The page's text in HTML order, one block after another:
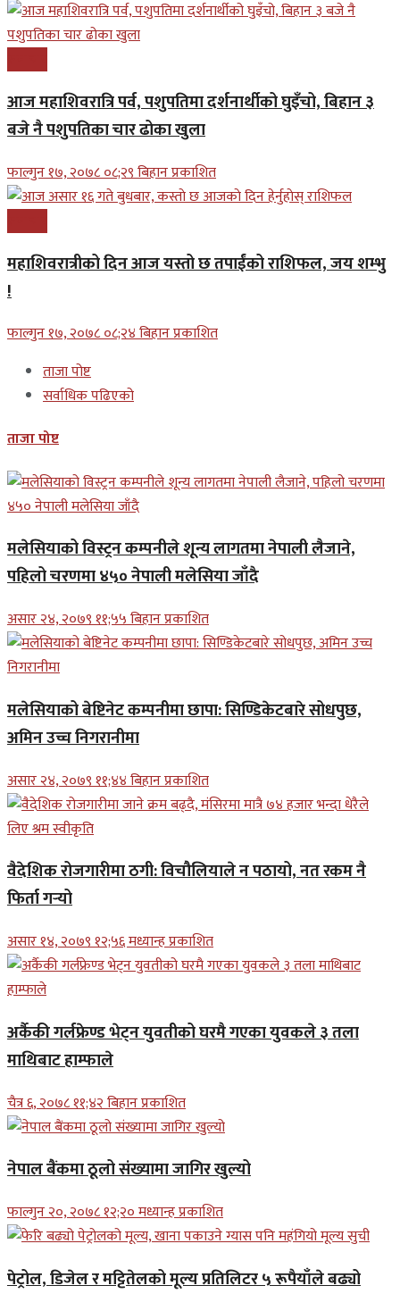
आज महाशिवरात्रि पर्व, पशुपतिमा दर्शनार्थीको घुइँचो, बिहान ३
बजे नै पशुपतिका चार ढोका खुला
फाल्गुन १७, २०७८ ०८;२९ बिहान प्रकाशित
महाशिवरात्रीको दिन आज यस्तो छ तपाईंको राशिफल, जय शम्भु
!
फाल्गुन १७, २०७८ ०८;२४ बिहान प्रकाशित
ताजा पोष्ट
सर्वाधिक पढिएको
ताजा पोष्ट
मलेसियाको विस्ट्रन कम्पनीले शून्य लागतमा नेपाली लैजाने,
पहिलो चरणमा ४५० नेपाली मलेसिया जाँदै
असार २४, २०७९ ११;५५ बिहान प्रकाशित
मलेसियाको बेष्टिनेट कम्पनीमा छापा: सिण्डिकेटबारे सोधपुछ,
अमिन उच्च निगरानीमा
असार २४, २०७९ ११;४४ बिहान प्रकाशित
वैदेशिक रोजगारीमा ठगी: विचौलियाले न पठायो, नत रकम नै
फिर्ता गर्‍यो
असार १४, २०७९ १२;५६ मध्यान्ह प्रकाशित
अर्कैकी गर्लफ्रेण्ड भेट्न युवतीको घरमै गएका युवकले ३ तला
माथिबाट हाम्फाले
चैत्र ६, २०७८ ११;४२ बिहान प्रकाशित
नेपाल बैंकमा ठूलो संख्यामा जागिर खुल्यो
फाल्गुन २०, २०७८ १२;२० मध्यान्ह प्रकाशित
पेट्रोल, डिजेल र मट्टितेलको मूल्य प्रतिलिटर ५ रूपैयाँले बढ्यो